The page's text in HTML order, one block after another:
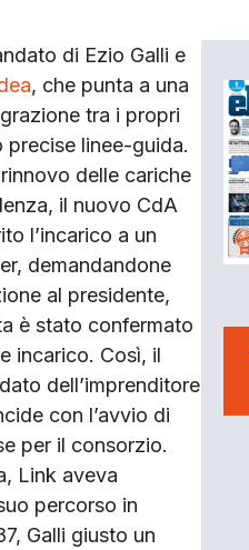
di Ezio Galli e
, che punta a una
tra i propri
precise linee-guida.
delle cariche
il nuovo CdA
l’incarico a un
demandandone
al presidente,
è stato confermato
incarico. Così, il
dell’imprenditore
con l’avvio di
per il consorzio.
Link aveva
percorso in
Galli giusto un